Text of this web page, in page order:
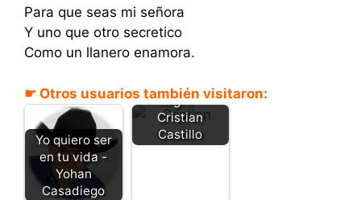
Para que seas mi señora
Y uno que otro secretico
Como un llanero enamora.
☛ Otros usuarios también visitaron:
Yo quiero ser
en tu vida -
Yohan
Casadiego
negro –
Cristian
Castillo